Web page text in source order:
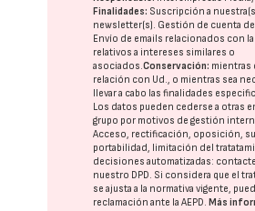
Finalidades: Suscripción a
newsletter(s). Gestión de cuenta
Envío de emails relacionados con la
relativos a intereses similares o
asociados.Conservación: mientras
relación con Ud., o mientras sea
llevar a cabo las finalidades
Los datos pueden cederse a otras
grupo por motivos de gestión
Acceso, rectificación, oposición,
portabilidad, limitación del
decisiones automatizadas:
nuestro DPD. Si considera que el
se ajusta a la normativa vigente,
reclamación ante laAEPD. Más